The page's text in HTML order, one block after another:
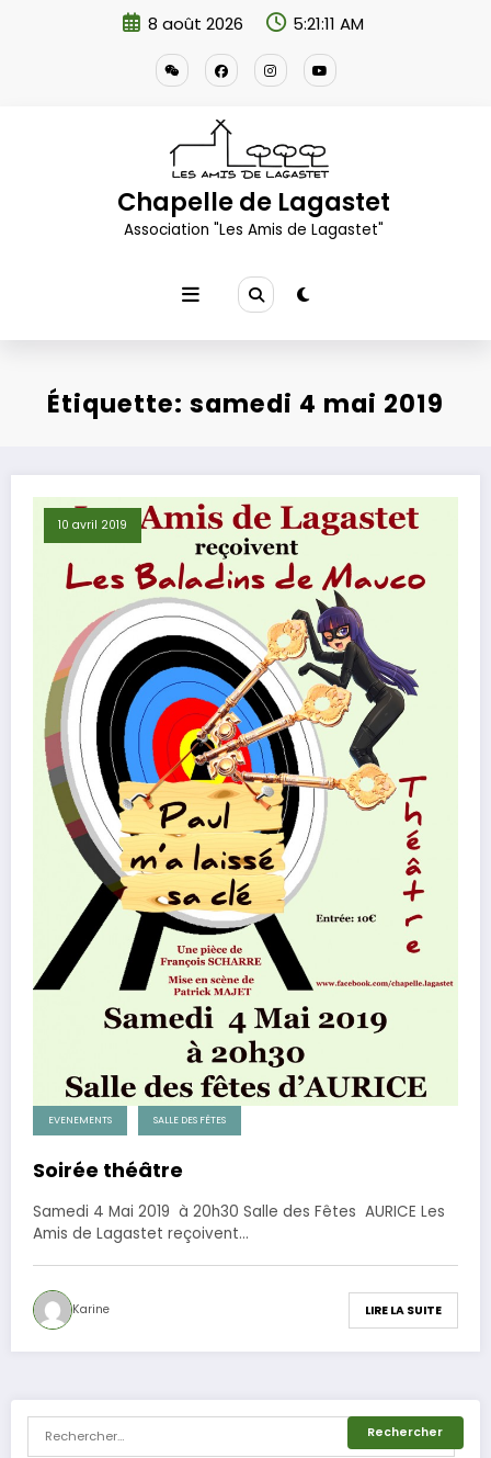
8 août 2026 5:21:11 AM
Chapelle de Lagastet
Association "Les Amis de Lagastet"
Étiquette: samedi 4 mai 2019
10 avril 2019
EVENEMENTS SALLE DES FÊTES
Soirée théâtre
Samedi 4 Mai 2019 à 20h30 Salle des Fêtes AURICE Les
Amis de Lagastet reçoivent…
Karine LIRE LA SUITE